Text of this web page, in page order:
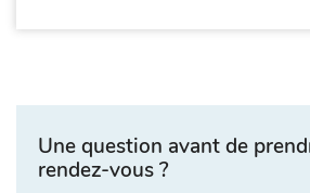
Une question avant de
rendez-vous ?